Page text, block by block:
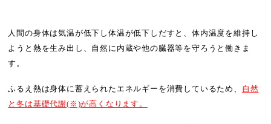
人間の身体は気温が低下し体温が低下しだすと、体内温度を維持し
ようと熱を生み出し、自然に内蔵や他の臓器等を守ろうと働きま
す。
ふるえ熱は身体に蓄えられたエネルギーを消費しているため、 自然
と冬は基礎代謝(※)が高くなります。